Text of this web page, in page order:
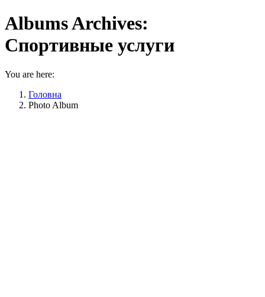
Albums Archives:
Спортивные услуги
You are here:
Головна
Photo Album